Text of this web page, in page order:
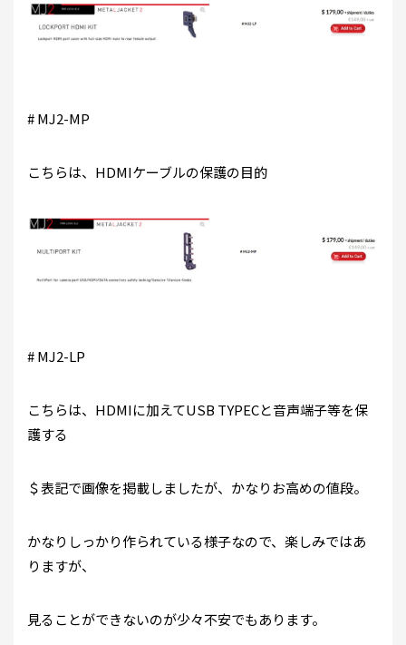
# MJ2-MP
こちらは、HDMIケーブルの保護の目的
# MJ2-LP
こちらは、HDMIに加えてUSB TYPECと音声端子等を保
護する
＄表記で画像を掲載しましたが、かなりお高めの値段。
かなりしっかり作られている様子なので、楽しみではあ
りますが、
見ることができないのが少々不安でもあります。